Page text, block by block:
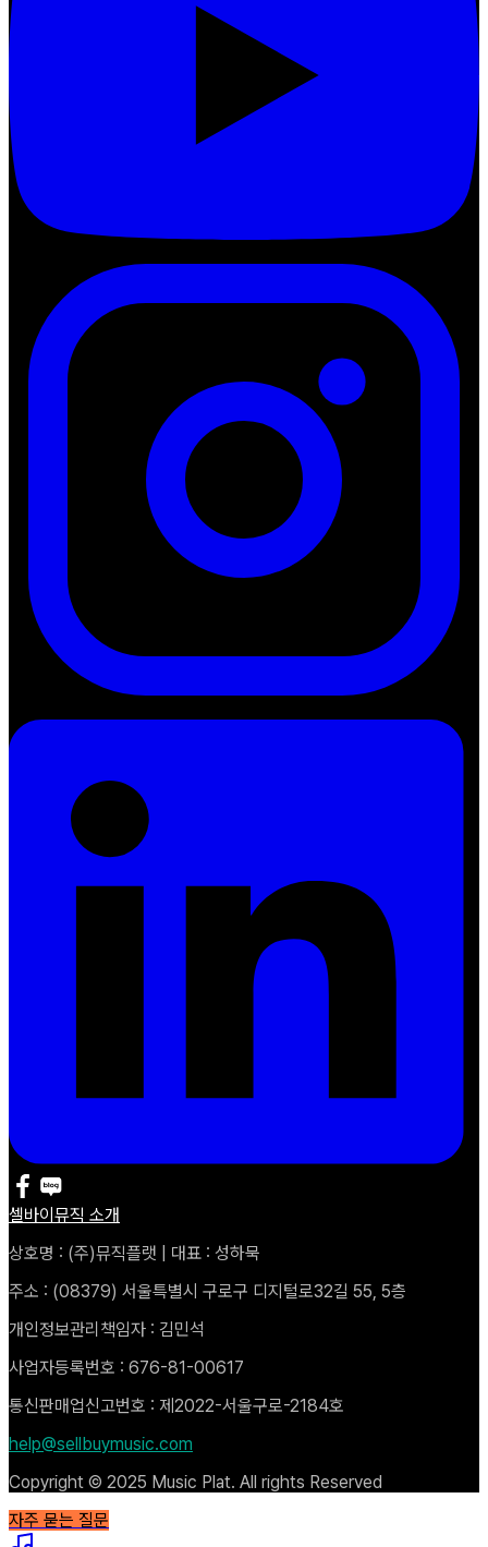
셀바이뮤직 소개
상호명 : (주)뮤직플랫 | 대표 : 성하묵
주소 : (08379) 서울특별시 구로구 디지털로32길 55, 5층
개인정보관리책임자 : 김민석
사업자등록번호 : 676-81-00617
통신판매업신고번호 : 제2022-서울구로-2184호
help@sellbuymusic.com
Copyright © 2025 Music Plat. All rights Reserved
자주 묻는 질문